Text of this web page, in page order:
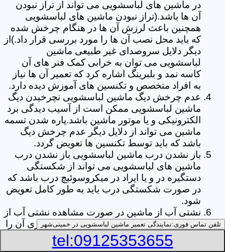
در ماشین های لباسشویی می تواند از تراز نبودن
آن ها باشد.(تراز نبودن ماشین های لباسشویی
همچنین باعث لرزش آن ها در هنگام چرخش شده
که باید محل نصب آن ها را مورد بررسی قرار داد.)از
دیگر دلایل سروصدای غیر طبیعی ماشین
لباسشویی می توان به خرابی کمک فنر های آن
کاسه نمد و بلبرینگ اشاره کرد که تعمیر آن ها نیاز
به افراد متخصص و تکنسین های آموزش دیده دارد.
عدم چرخش دیگ ماشین لباسشویی نچرخیدن دیگ
ماشین لباسشویی ممکن است از آسیب دیدگی برد
الکترونیکی و یا موتور ماشین باشد.پاره شدن تسمه
ماشین می تواند از دلایل دیگر عدم چرخش دیگ
باشد که باید توسط تکنسین ها تعویض گردد.
باز نشدن درب ماشین لباسشویی باز نشدن درب
ماشین های لباسشویی می تواند از شکستگی
دستگیره در و یا ایراد در میکروسوئیچ درب باشد که
در صورت شکستگی درب باید به طور کامل تعویض
شود.
نشتی آب از ماشین در صورت مشاهده نشتی آب از
ماشین لباسشویی خود ابتدا قسمت جا پودری آن را
چک نمایید و از پر نبودن پودر در آن اطمینان حاصل
کنید.زیرا گاهی اوقات نشتی آب می تواند از پر بودن
تلفن تماس فوری:نمایندگی تعمیر ماشین لباسشویی در خمینی‌شهر
tel:09125353655